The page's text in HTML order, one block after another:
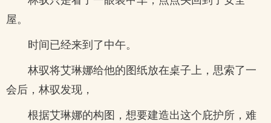
屋。
时间已经来到了中午。
林驭将艾琳娜给他的图纸放在桌子上，思索了一
会后，林驭发现，
根据艾琳娜的构图，想要建造出这个庇护所，难